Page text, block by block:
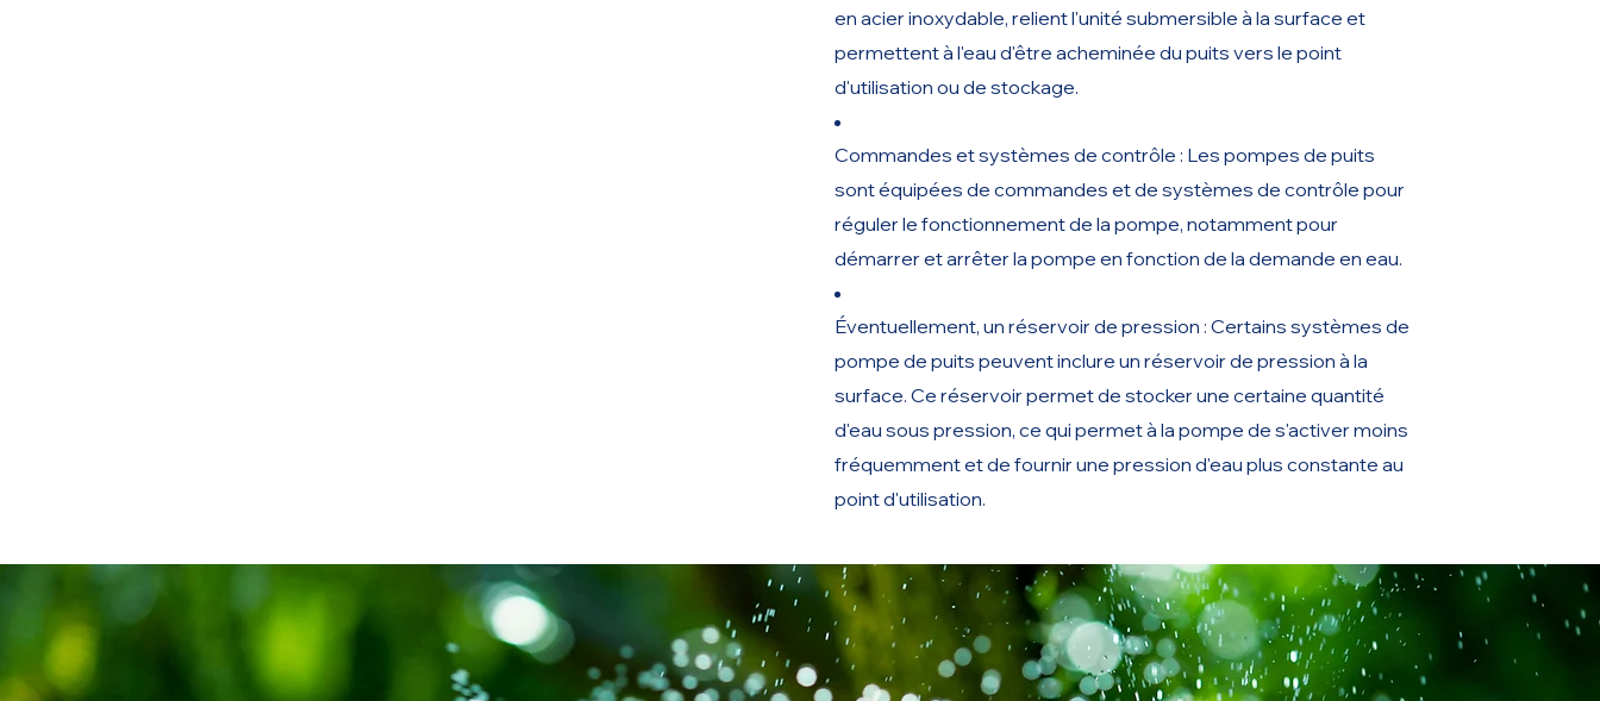
en acier inoxydable, relient l'unité submersible à la surface et
permettent à l'eau d'être acheminée du puits vers le point
d'utilisation ou de stockage.
Commandes et systèmes de contrôle : Les pompes de puits
sont équipées de commandes et de systèmes de contrôle pour
réguler le fonctionnement de la pompe, notamment pour
démarrer et arrêter la pompe en fonction de la demande en eau.
Éventuellement, un réservoir de pression : Certains systèmes de
pompe de puits peuvent inclure un réservoir de pression à la
surface. Ce réservoir permet de stocker une certaine quantité
d'eau sous pression, ce qui permet à la pompe de s'activer moins
fréquemment et de fournir une pression d'eau plus constante au
point d'utilisation.